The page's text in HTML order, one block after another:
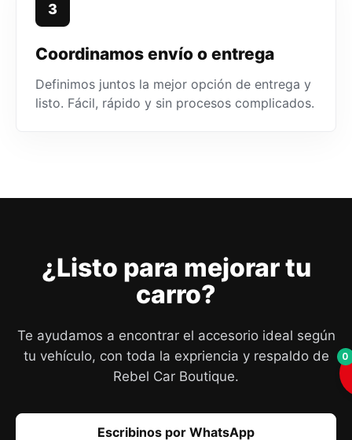
3
Coordinamos envío o entrega
Definimos juntos la mejor opción de entrega y
listo. Fácil, rápido y sin procesos complicados.
¿Listo para mejorar tu
carro?
Te ayudamos a encontrar el accesorio ideal según
tu vehículo, con toda la expriencia y respaldo de
Rebel Car Boutique.
Escribinos por WhatsApp
0